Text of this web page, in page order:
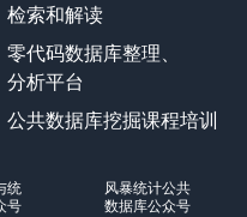
检索和解读
零代码数据库整理、
分析平台
公共数据库挖掘课程培训
统
号
风暴统计公共
数据库公众号